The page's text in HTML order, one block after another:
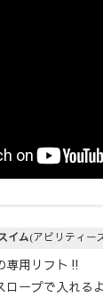
イム(アビリティー
専用リフト‼
ープで入れる